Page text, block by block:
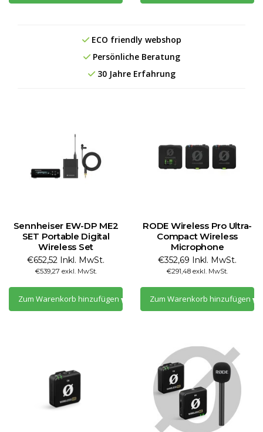
ECO friendly webshop
Persönliche Beratung
30 Jahre Erfahrung
Sennheiser EW-DP ME2
SET Portable Digital
Wireless Set
€652,52 Inkl. MwSt.
€539,27 exkl. MwSt.
Zum Warenkorb hinzufügen
RODE Wireless Pro Ultra-
Compact Wireless
Microphone
€352,69 Inkl. MwSt.
€291,48 exkl. MwSt.
Zum Warenkorb hinzufügen